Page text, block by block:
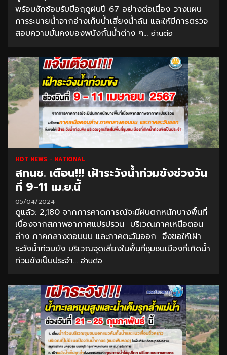
พร้อมซักซ้อมรับมือฤดูฝนปี 67 อย่างต่อเนื่อง วางแผน
การระบายน้ำจากอ่างเก็บน้ำเสี่ยงน้ำล้น และให้มีการตรวจ
สอบความมั่นคงของพนังกั้นน้ำต่าง ๆ... อ่านต่อ
HOT NEWS NATIONAL
สทนช. เตือน!!! เฝ้าระวังน้ำท่วมขังช่วงวัน
ที่ 9-11 เม.ย.นี้
05/04/2024
ดูแล้ว: 2,180 จากการคาดการณ์จะมีฝนตกหนักบางพื้นที่
เนื่องจากสภาพอากาศแปรปรวน บริเวณภาคเหนือตอน
ล่าง ภาคกลางตอนบน และภาคตะวันออก จึงขอให้เฝ้า
ระวังน้ำท่วมขัง บริเวณจุดเสี่ยงในพื้นที่ชุมชนเมืองที่เกิดน้ำ
ท่วมขังเป็นประจำ... อ่านต่อ